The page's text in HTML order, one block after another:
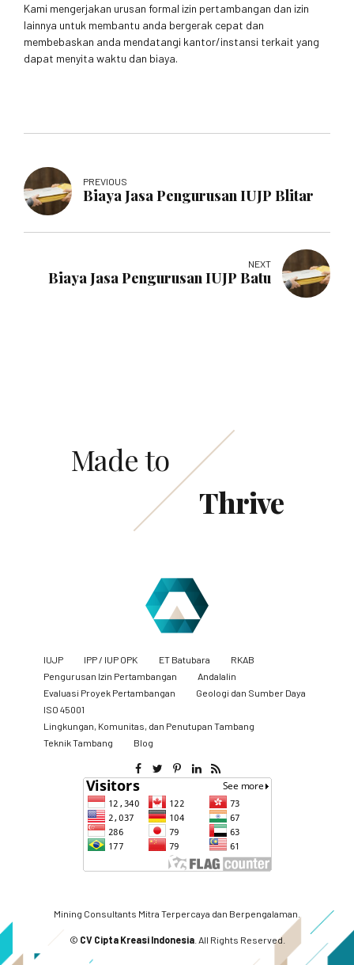
Kami mengerjakan urusan formal izin pertambangan dan izin
lainnya untuk membantu anda bergerak cepat dan
membebaskan anda mendatangi kantor/instansi terkait yang
dapat menyita waktu dan biaya.
PREVIOUS
Biaya Jasa Pengurusan IUJP Blitar
NEXT
Biaya Jasa Pengurusan IUJP Batu
Made to
Thrive
IUJP IPP / IUP OPK ET Batubara
RKAB
Pengurusan Izin Pertambangan
Andalalin
Evaluasi Proyek Pertambangan
Geologi dan Sumber Daya
ISO 45001
Lingkungan, Komunitas, dan Penutupan Tambang
​Teknik Tambang
Blog
Mining Consultants Mitra Terpercaya dan Berpengalaman.
© CV Cipta Kreasi Indonesia. All Rights Reserved.